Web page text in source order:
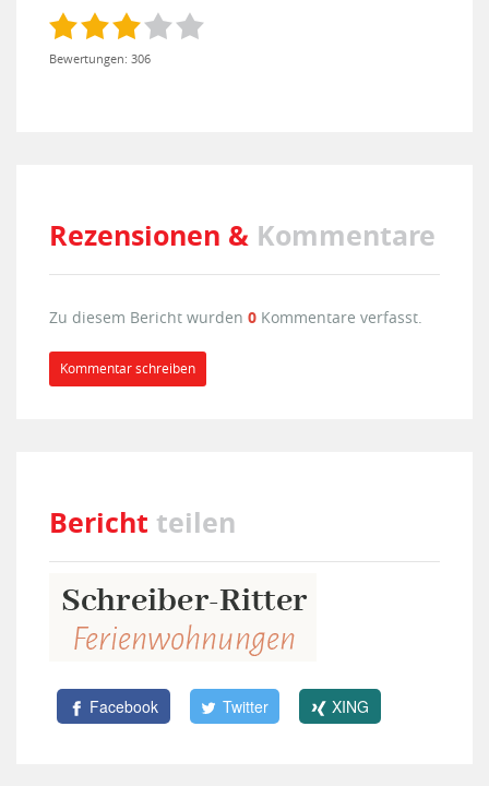
Bewertungen: 306
Rezensionen & Kommentare
Zu diesem Bericht wurden 0 Kommentare verfasst.
Kommentar schreiben
Bericht teilen
Facebook Twitter XING